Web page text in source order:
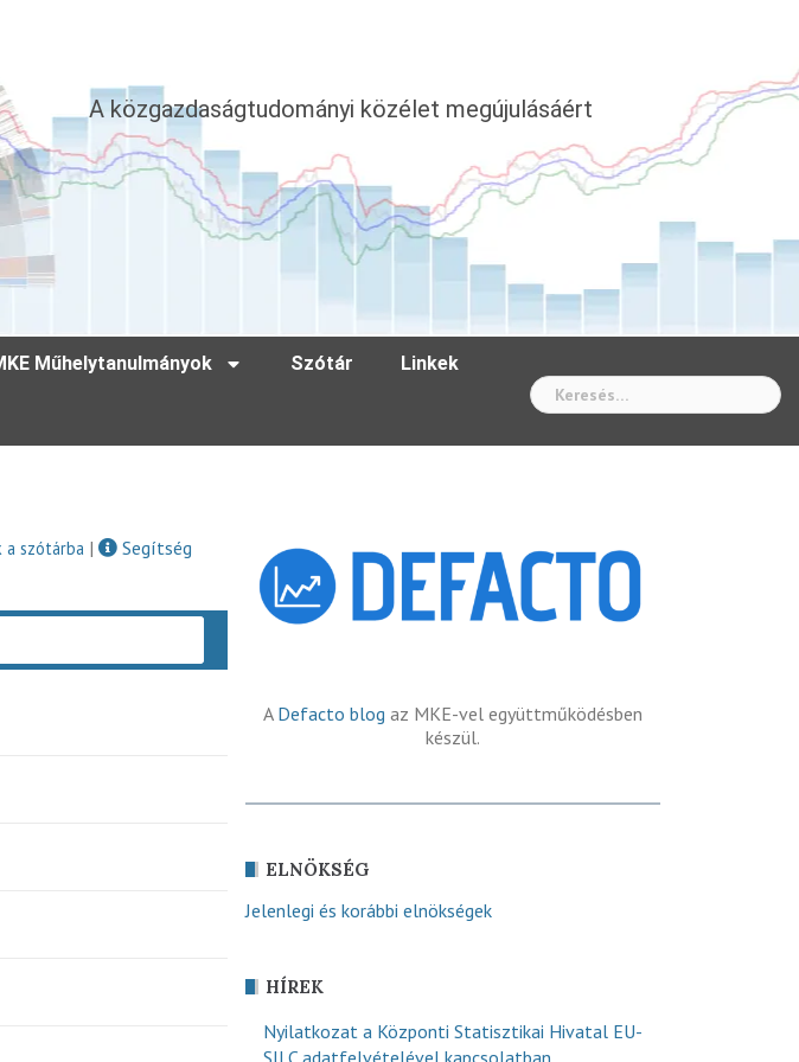
A közgazdaságtudományi közélet megújulásáért
Műhelytanulmányok Szótár Linkek
a szótárba |
Segítség
A Defacto blog az MKE-vel együttműködésben
készül.
ELNÖKSÉG
Jelenlegi és korábbi elnökségek
HÍREK
Nyilatkozat a Központi Statisztikai Hivatal EU-
SILC adatfelvételével kapcsolatban